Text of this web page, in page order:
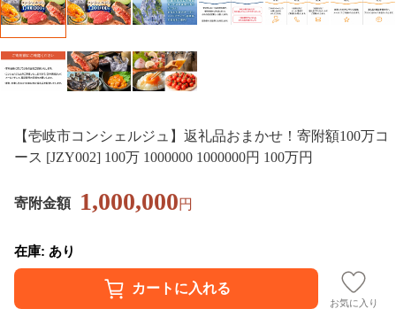
【壱岐市コンシェルジュ】返礼品おまかせ！寄附額100万コ
ース [JZY002] 100万 1000000 1000000円 100万円
寄附金額 1,000,000円
在庫: あり
お気に入り